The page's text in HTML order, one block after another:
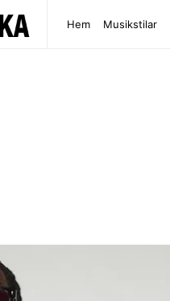
Hem Musikstilar